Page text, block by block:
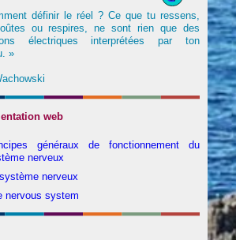
définir le réel ? Ce que tu ressens,
ou respires, ne sont rien que des
électriques interprétées par ton
»
web
généraux de fonctionnement du
nerveux
nerveux
nervous system